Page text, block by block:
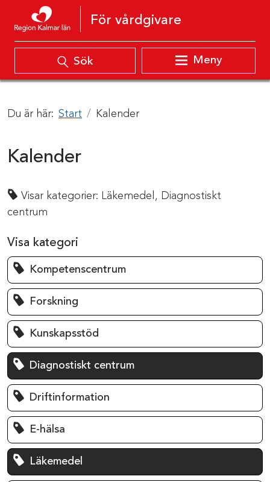
Hoppa till innehåll
För vårdgivare
Sök Meny
Du är här: Start Kalender
Kalender
Visar kategorier: Läkemedel, Diagnostiskt
centrum
Visa kategori
Kompetenscentrum
Forskning
Kunskapsstöd
Diagnostiskt centrum
Driftinformation
E-hälsa
Läkemedel